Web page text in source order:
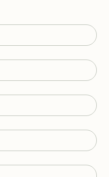
mois après la retraite, ainsi que l'audio des
mois
ici les commentaires authentiques
une clarté intérieure que je croyais perdue
sont devenus mes compagnons quotidiens
donnés, ainsi que les archives
mois après la retraite, ainsi que l'audio des